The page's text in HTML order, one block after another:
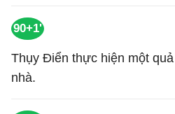
90+1'
Thụy Điển thực hiện một
nhà.